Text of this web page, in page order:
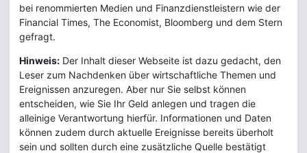
bei renommierten Medien und Finanzdienstleistern wie der
Financial Times, The Economist, Bloomberg und dem Stern
gefragt.
Hinweis: Der Inhalt dieser Webseite ist dazu gedacht, den
Leser zum Nachdenken über wirtschaftliche Themen und
Ereignissen anzuregen. Aber nur Sie selbst können
entscheiden, wie Sie Ihr Geld anlegen und tragen die
alleinige Verantwortung hierfür. Informationen und Daten
können zudem durch aktuelle Ereignisse bereits überholt
sein und sollten durch eine zusätzliche Quelle bestätigt